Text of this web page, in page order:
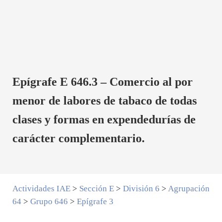
Epígrafe E 646.3 – Comercio al por
menor de labores de tabaco de todas
clases y formas en expendedurías de
carácter complementario.
Actividades IAE> Sección E> División 6 > Agrupación
64> Grupo 646 > Epígrafe 3